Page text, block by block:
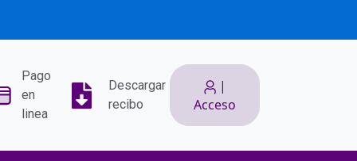
Pago
en
linea
Descargar
recibo
|
Acceso